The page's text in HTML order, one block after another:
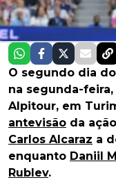
O segundo dia do
na segunda-feira,
Alpitour, em
antevisão da
Carlos Alcaraz a
enquanto Daniil
Rublev.